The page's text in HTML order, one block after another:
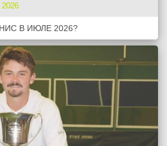
2026
В ИЮЛЕ 2026?